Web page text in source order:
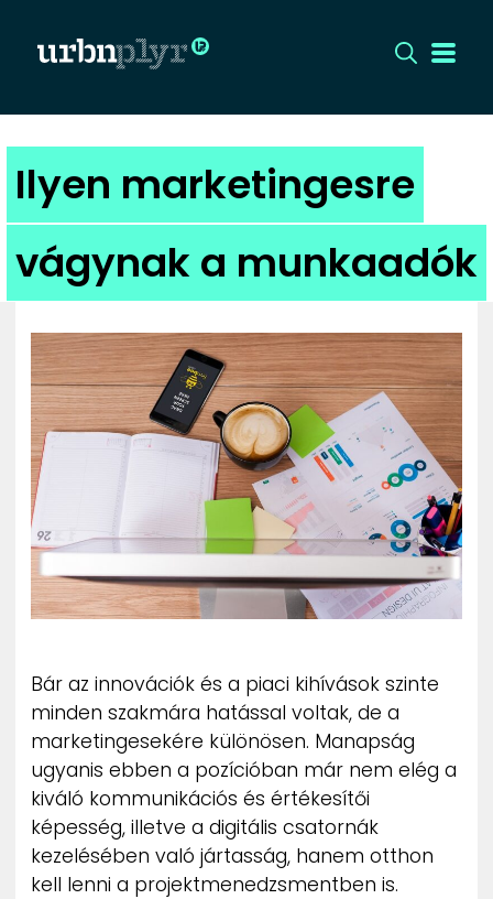
CÍMLAP
DIZÁJN
DIVAT
HIP
KULT
UTCA
ZENE
IMPRESSZUM
PR-ARCHÍVUM
Ilyen marketingesre
vágynak a munkaadók
Bár az innovációk és a piaci kihívások szinte
minden szakmára hatással voltak, de a
marketingesekére különösen. Manapság
ugyanis ebben a pozícióban már nem elég a
kiváló kommunikációs és értékesítői
képesség, illetve a digitális csatornák
kezelésében való jártasság, hanem otthon
kell lenni a projektmenedzsmentben is.